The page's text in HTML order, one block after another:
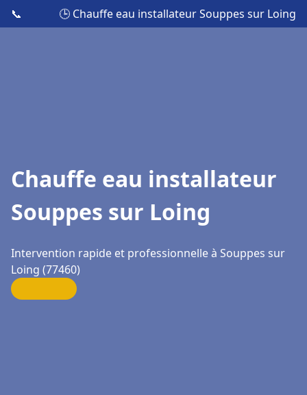
📞 🕒 Chauffe eau installateur Souppes sur Loing
Chauffe eau installateur
Souppes sur Loing
Intervention rapide et professionnelle à Souppes sur
Loing (77460)